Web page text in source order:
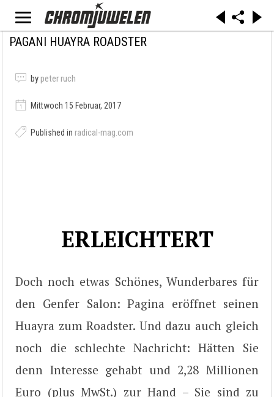
PAGANI HUAYRA ROADSTER
by peter ruch
Mittwoch 15 Februar, 2017
Published in radical-mag.com
ERLEICHTERT
Doch noch etwas Schönes, Wunderbares für
den Genfer Salon: Pagina eröffnet seinen
Huayra zum Roadster. Und dazu auch gleich
noch die schlechte Nachricht: Hätten Sie
denn Interesse gehabt und 2,28 Millionen
Euro (plus MwSt.) zur Hand – Sie sind zu